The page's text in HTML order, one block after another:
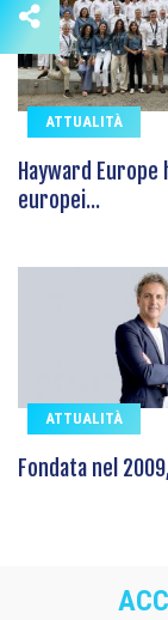
ATTUALITÀ
Hayward
europei...
ATTUALITÀ
Fondata nel